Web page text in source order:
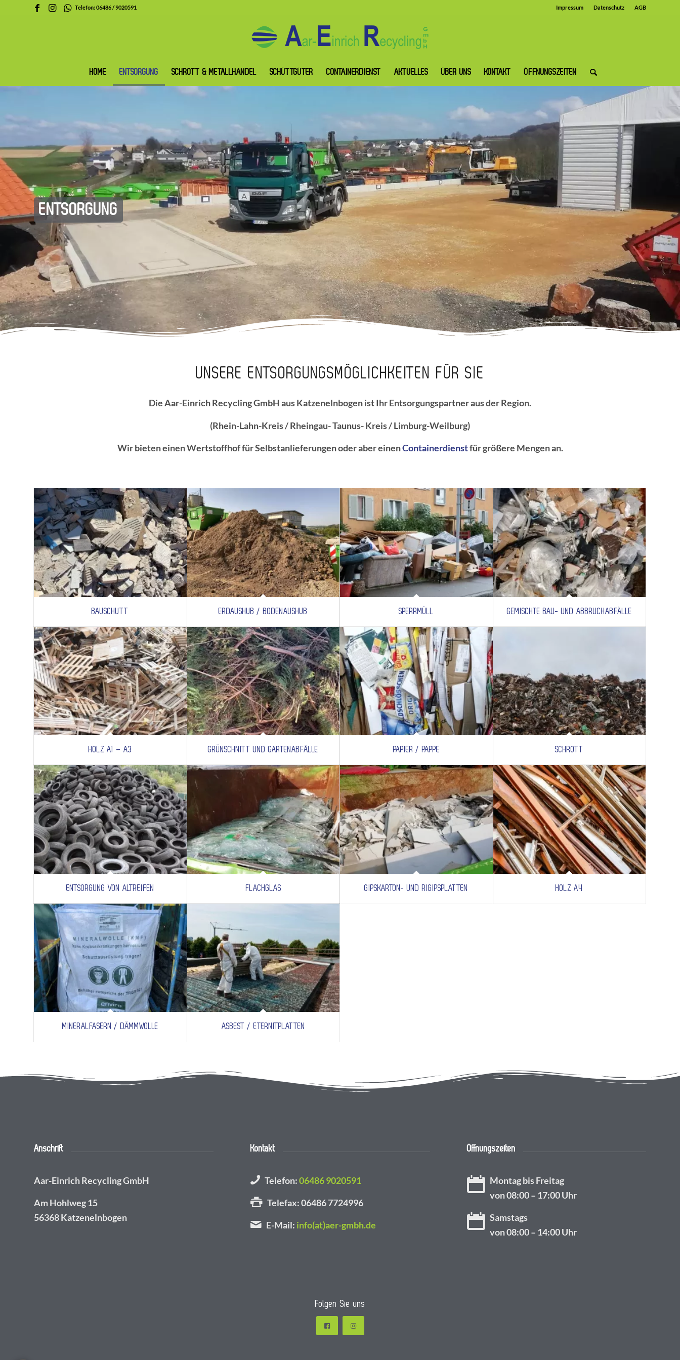
Impressum Datenschutz AGB
Telefon:06486 / 9020591
HOME ENTSORGUNG SCHROTT & METALLHANDEL SCHÜTTGÜTER CONTAINERDIENST AKTUELLES ÜBER UNS KONTAKT ÖFFNUNGSZEITEN
ENTSORGUNG
UNSERE ENTSORGUNGSMÖGLICHKEITEN FÜR SIE
Die Aar-Einrich Recycling GmbH aus Katzenelnbogen ist Ihr Entsorgungspartner aus der Region.
(Rhein-Lahn-Kreis / Rheingau- Taunus- Kreis / Limburg-Weilburg)
Wir bieten einen Wertstoffhof für Selbstanlieferungen oder aber einenContainerdienstfür größere Mengen an.
BAUSCHUTT ERDAUSHUB / BODENAUSHUB SPERRMÜLL GEMISCHTE BAU- UND ABBRUCHABFÄLLE
HOLZ A1 – A3 GRÜNSCHNITT UND GARTENABFÄLLE PAPIER / PAPPE SCHROTT
ENTSORGUNG VON ALTREIFEN FLACHGLAS GIPSKARTON- UND RIGIPSPLATTEN HOLZ A4
MINERALFASERN / DÄMMWOLLE ASBEST / ETERNITPLATTEN
Anschrift
Aar-Einrich Recycling GmbH
Am Hohlweg 15
56368 Katzenelnbogen
Kontakt
Telefon:06486 9020591
Telefax: 06486 7724996
E-Mail: info(at)aer-gmbh.de
Öffnungszeiten
Montag bis Freitag
von 08:00 – 17:00 Uhr
Samstags
von 08:00 – 14:00 Uhr
Folgen Sie uns